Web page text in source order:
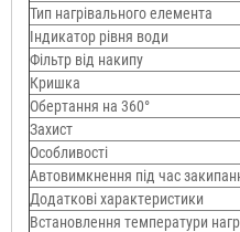
Тип нагрівального елемента
Індикатор рівня води
Фільтр від накипу
Кришка
Обертання на 360°
Захист
Особливості
Автовимкнення під час
Додаткові характеристики
Встановлення температури